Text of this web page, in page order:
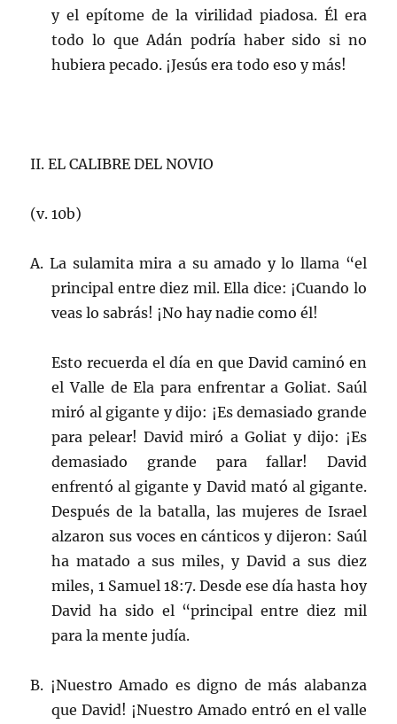
y el epítome de la virilidad piadosa. Él era
todo lo que Adán podría haber sido si no
hubiera pecado. ¡Jesús era todo eso y más!
II. EL CALIBRE DEL NOVIO
(v. 10b)
A. La sulamita mira a su amado y lo llama “el
principal entre diez mil. Ella dice: ¡Cuando lo
veas lo sabrás! ¡No hay nadie como él!
Esto recuerda el día en que David caminó en
el Valle de Ela para enfrentar a Goliat. Saúl
miró al gigante y dijo: ¡Es demasiado grande
para pelear! David miró a Goliat y dijo: ¡Es
demasiado grande para fallar! David
enfrentó al gigante y David mató al gigante.
Después de la batalla, las mujeres de Israel
alzaron sus voces en cánticos y dijeron: Saúl
ha matado a sus miles, y David a sus diez
miles, 1 Samuel 18:7. Desde ese día hasta hoy
David ha sido el “principal entre diez mil
para la mente judía.
B. ¡Nuestro Amado es digno de más alabanza
que David! ¡Nuestro Amado entró en el valle